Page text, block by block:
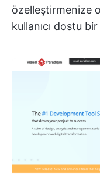
özelleştirmenize
kullanıcı dostu